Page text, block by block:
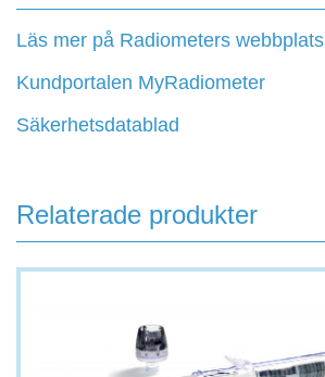
Läs mer på Radiometers webbplats
Kundportalen MyRadiometer
Säkerhetsdatablad
Relaterade produkter